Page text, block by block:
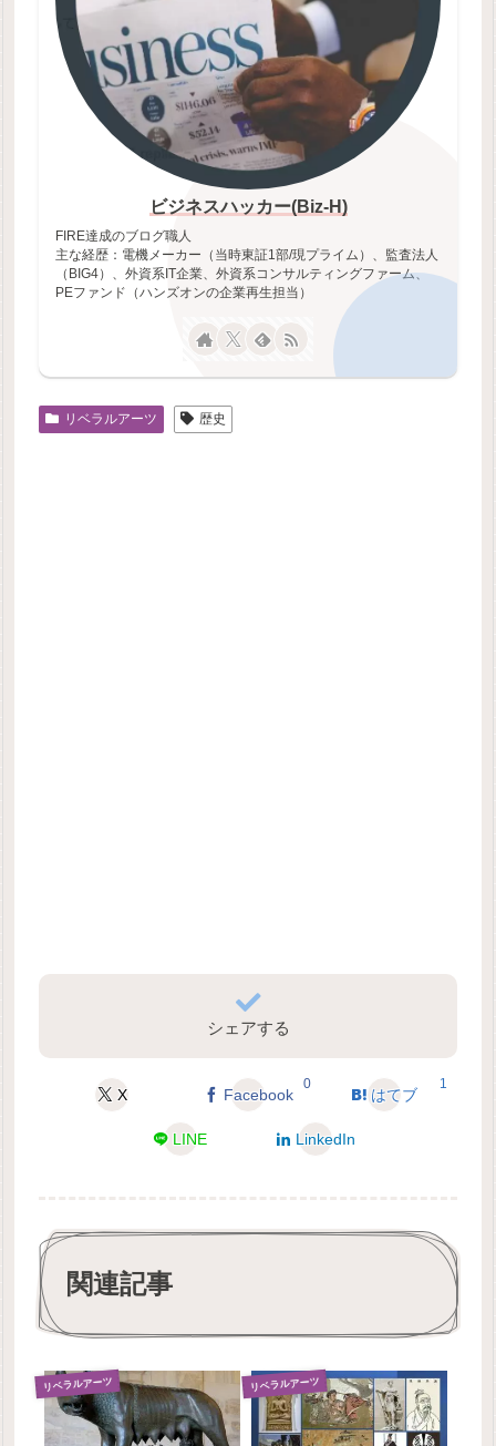
ビジネスハッカー(Biz-H)
FIRE達成のブログ職人
主な経歴：電機メーカー（当時東証1部/現プライム）、監査法人
（BIG4）、外資系IT企業、外資系コンサルティングファーム、
PEファンド（ハンズオンの企業再生担当）
リベラルアーツ 歴史
シェアする
X Facebook
0
はてブ
1
LINE LinkedIn
関連記事
リベラルアーツ リベラルアーツ